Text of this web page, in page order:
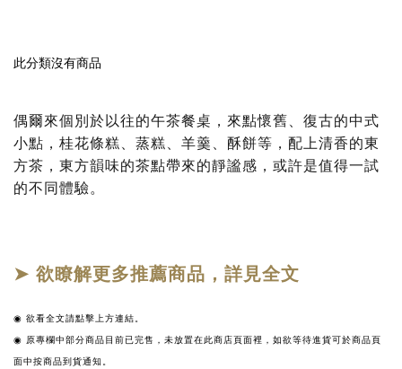
此分類沒有商品
偶爾來個別於以往的午茶餐桌，來點懷舊、復古的中式
小點，桂花條糕、蒸糕、羊羹、酥餅等，配上清香的東
方茶，東方韻味的茶點帶來的靜謐感，或許是值得一試
的不同體驗。
➤ 欲瞭解更多推薦商品，詳見全文
◉ 欲看全文請點擊上方連結。
◉ 原專欄中部分商品目前已完售，未放置在此商店頁面裡，如欲等待進貨可於商品頁
面中按商品到貨通知。